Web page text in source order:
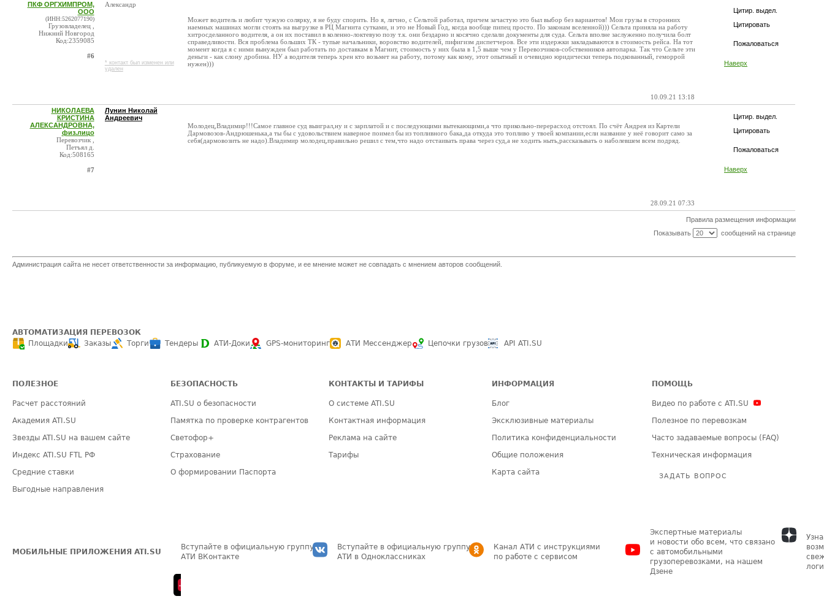
Цитир. выдел.
Цитировать
Пожаловаться
Наверх
ПКФ ОРГХИМПРОМ,
ООО
(ИНН:5262077190)
Грузовладелец ,
Нижний Новгород
Код:2359085
#6
Александр
* контакт был изменен или
удален
Может водитель и любит чужую солярку, я не буду спорить. Но я, лично, с Сельтой работал, причем зачастую это был выбор без вариантов! Мои грузы в сторонних
наемных машинах могли стоять на выгрузке в РЦ Магнита сутками, и это не Новый Год, когда вообще пипец просто. По законам вселенной))) Сельта приняла на работу
хитросделанного водителя, а он их поставил в коленно-локтевую позу т.к. они бездарно и косячно сделали документы для суда. Сельта вполне заслуженно получила болт
справедливости. Вся проблема больших ТК - тупые начальники, воровство водителей, пифигизм диспетчеров. Все эти издержки закладываются в стоимость рейса. На тот
момент когда я с ними вынужден был работать по доставкам в Магнит, стоимость у них была в 1,5 выше чем у Перевозчиков-собственников автопарка. Так что Сельте эти
деньги - как слону дробина. НУ а водителя теперь хрен кто возьмет на работу, потому как кому, этот опытный и очевидно юридически теперь подкованный, геморрой
нужен)))
10.09.21 13:18
Цитир. выдел.
Цитировать
Пожаловаться
Наверх
НИКОЛАЕВА
КРИСТИНА
АЛЕКСАНДРОВНА,
физ.лицо
Перевозчик ,
Петъял д.
Код:508165
#7
Лунин Николай
Андреевич
Молодец,Владимир!!!Самое главное суд выиграл,ну и с зарплатой и с последующими вытекающими,а что прикольно-перерасход отстоял. По счёт Андрея из Картели
Дармовозов-Андрюшенька,а ты бы с удовольствием наверное поимел бы из топливного бака,да откуда это топливо у твоей компании,если название у неё говорит само за
себя(дармовозить не надо).Владимир молодец,правильно решил с тем,что надо отстаивать права через суд,а не ходить ныть,рассказывать о наболевшем всем подряд.
28.09.21 07:33
Правила размещения информации
Показывать
сообщений на странице
Администрация сайта не несет ответственности за информацию, публикуемую в форуме, и ее мнение может не совпадать с мнением авторов сообщений.
АВТОМАТИЗАЦИЯ ПЕРЕВОЗОК
Площадки
Заказы Торги Тендеры АТИ-Доки GPS-мониторинг АТИ Мессенджер Цепочки грузов API ATI.SU
ПОЛЕЗНОЕ
Расчет расстояний
Академия ATI.SU
Звезды ATI.SU на вашем сайте
Индекс ATI.SU FTL РФ
Средние ставки
Выгодные направления
БЕЗОПАСНОСТЬ
ATI.SU о безопасности
Памятка по проверке контрагентов
Светофор+
Страхование
О формировании Паспорта
КОНТАКТЫ И ТАРИФЫ
О системе ATI.SU
Контактная информация
Реклама на сайте
Тарифы
ИНФОРМАЦИЯ
Блог
Эксклюзивные материалы
Политика конфиденциальности
Общие положения
Карта сайта
ПОМОЩЬ
Видео по работе с ATI.SU
Полезное по перевозкам
Часто задаваемые вопросы (FAQ)
Техническая информация
ЗАДАТЬ ВОПРОС
МОБИЛЬНЫЕ ПРИЛОЖЕНИЯ ATI.SU
Вступайте в официальную группу
АТИ ВКонтакте
Вступайте в официальную группу
АТИ в Одноклассниках
Канал АТИ с инструкциями
по работе с сервисом
Экспертные материалы
и новости обо всем, что связано
с автомобильными
грузоперевозками, на нашем
Дзене